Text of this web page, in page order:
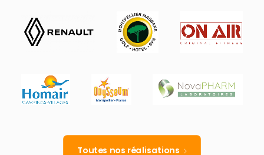
Toutes nos réalisations